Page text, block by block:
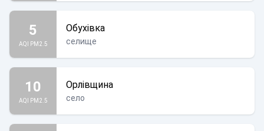
5
AQI PM2.5
Обухівка
селище
10
AQI PM2.5
Орлівщина
село